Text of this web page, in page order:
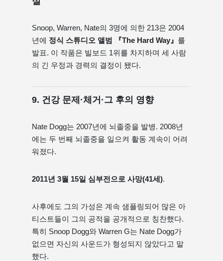
Snoop, Warren, Nate의 3명에 의한 213은 2004
년에 정식 스튜디오 앨범 『The Hard Way』 를
발표. 이 작품은 빌보드 1위를 차지하며 세 사람
의 긴 우정과 경력의 결정이 됐다.
9. 건강 문제·체거·그 후의 영향
Nate Dogg는 2007년에 뇌졸중을 발병. 2008년
에는 두 번째 뇌졸중을 일으켜 활동 계속이 어려
워졌다.
2011년 3월 15일 심부전으로 사망(41세).
사후에도 그의 가성은 계속 샘플링되어 많은 아
티스트들이 그의 공적을 공개적으로 칭찬했다.
특히 Snoop Dogg와 Warren G는 Nate Dogg가
없으면 자신의 사운드가 형성되지 않았다고 말
했다.